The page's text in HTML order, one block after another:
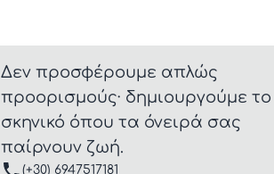
Δεν προσφέρουμε απλώς
προορισμούς· δημιουργούμε το
σκηνικό όπου τα όνειρά σας
παίρνουν ζωή.
(+30) 6947517181